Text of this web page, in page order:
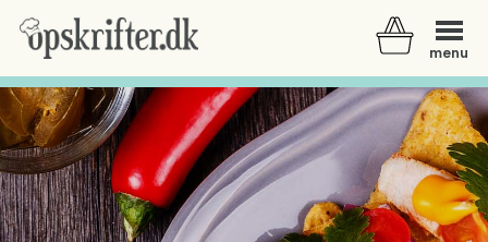
menu
Der er ingen varer i din kurv.